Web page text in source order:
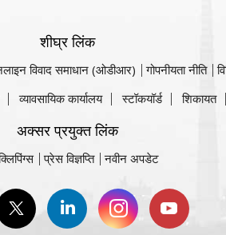
शीघ्र लिंक
विवाद समाधान (ओडीआर) गोपनीयता नीति
व्यावसायिक कार्यालय स्टॉकयॉर्ड शिकायत
अक्सर प्रयुक्त लिंक
प्रेस विज्ञप्ति नवीन अपडेट